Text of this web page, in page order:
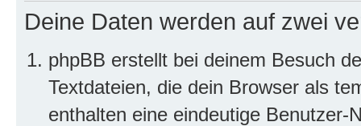
Deine Daten werden auf zwei
phpBB erstellt bei deinem Besuch
Textdateien, die dein Browser als
enthalten eine eindeutige